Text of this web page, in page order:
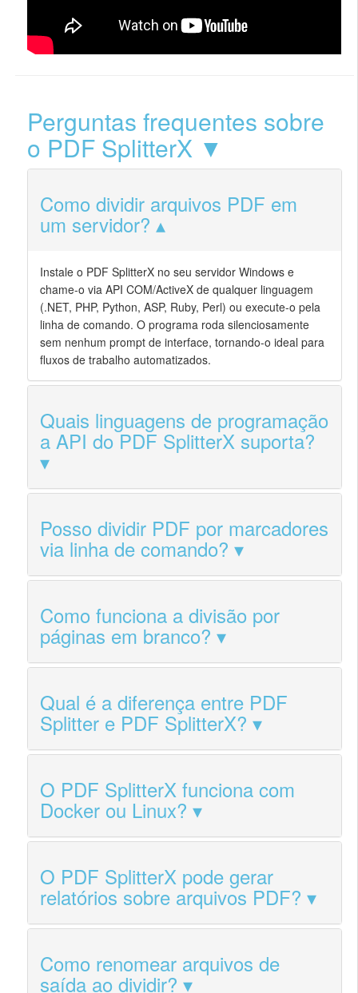
Perguntas frequentes sobre
o PDF SplitterX ▼
Como dividir arquivos PDF em
um servidor?
Instale o PDF SplitterX no seu servidor Windows e
chame-o via API COM/ActiveX de qualquer linguagem
(.NET, PHP, Python, ASP, Ruby, Perl) ou execute-o pela
linha de comando. O programa roda silenciosamente
sem nenhum prompt de interface, tornando-o ideal para
fluxos de trabalho automatizados.
Quais linguagens de programação
a API do PDF SplitterX suporta?
Posso dividir PDF por marcadores
via linha de comando?
Como funciona a divisão por
páginas em branco?
Qual é a diferença entre PDF
Splitter e PDF SplitterX?
O PDF SplitterX funciona com
Docker ou Linux?
O PDF SplitterX pode gerar
relatórios sobre arquivos PDF?
Como renomear arquivos de
saída ao dividir?